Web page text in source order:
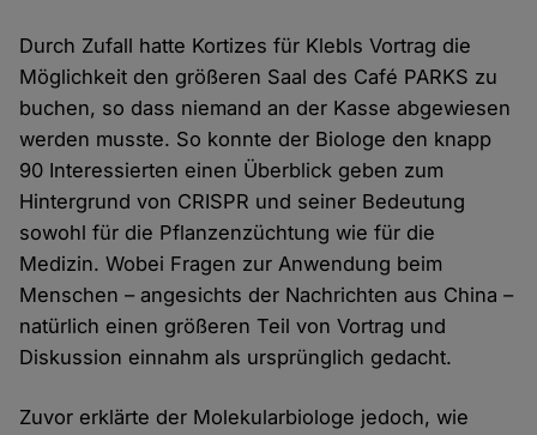
Durch Zufall hatte Kortizes für Klebls Vortrag die
Möglichkeit den größeren Saal des Café PARKS zu
buchen, so dass niemand an der Kasse abgewiesen
werden musste. So konnte der Biologe den knapp
90 Interessierten einen Überblick geben zum
Hintergrund von CRISPR und seiner Bedeutung
sowohl für die Pflanzenzüchtung wie für die
Medizin. Wobei Fragen zur Anwendung beim
Menschen – angesichts der Nachrichten aus China –
natürlich einen größeren Teil von Vortrag und
Diskussion einnahm als ursprünglich gedacht.
Zuvor erklärte der Molekularbiologe jedoch, wie